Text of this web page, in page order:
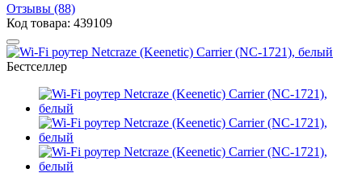
Отзывы (88)
Код товара: 439109
Бестселлер